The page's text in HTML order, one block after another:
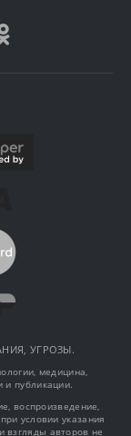
УГРОЗЫ.
медицина,
и публикации.
воспроизведение,
условии указания
взгляды авторов не